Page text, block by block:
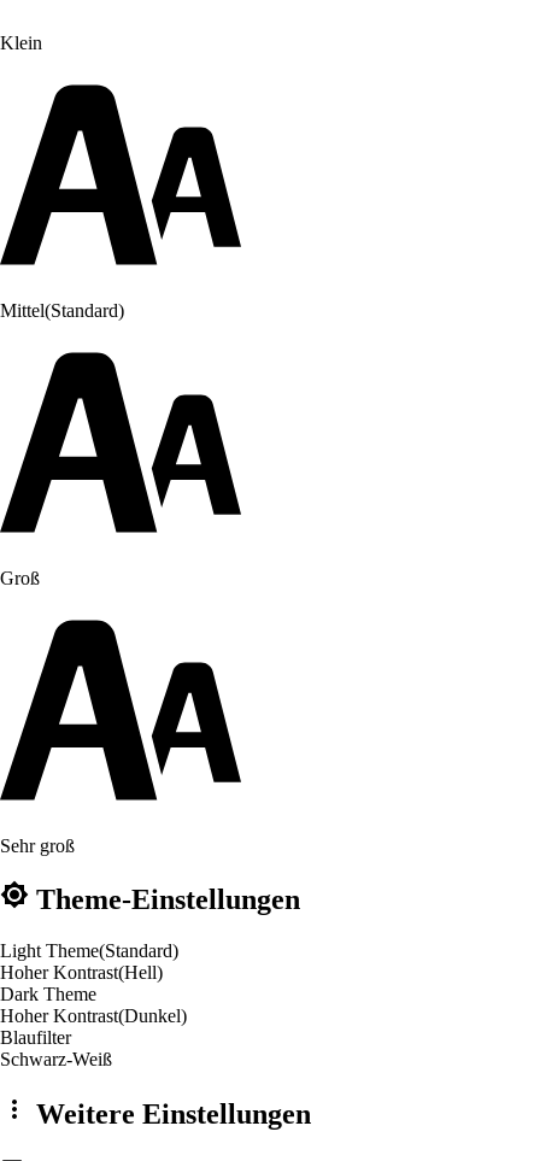
Klein
Mittel(Standard)
Groß
Sehr groß
Theme-Einstellungen
Light Theme(Standard)
Hoher Kontrast(Hell)
Dark Theme
Hoher Kontrast(Dunkel)
Blaufilter
Schwarz-Weiß
Weitere Einstellungen